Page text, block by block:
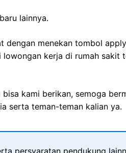
lainnya.
dengan menekan tombol apply
kerja di rumah sakit
kami berikan, semoga
serta teman-teman kalian ya.
persyaratan pendukung